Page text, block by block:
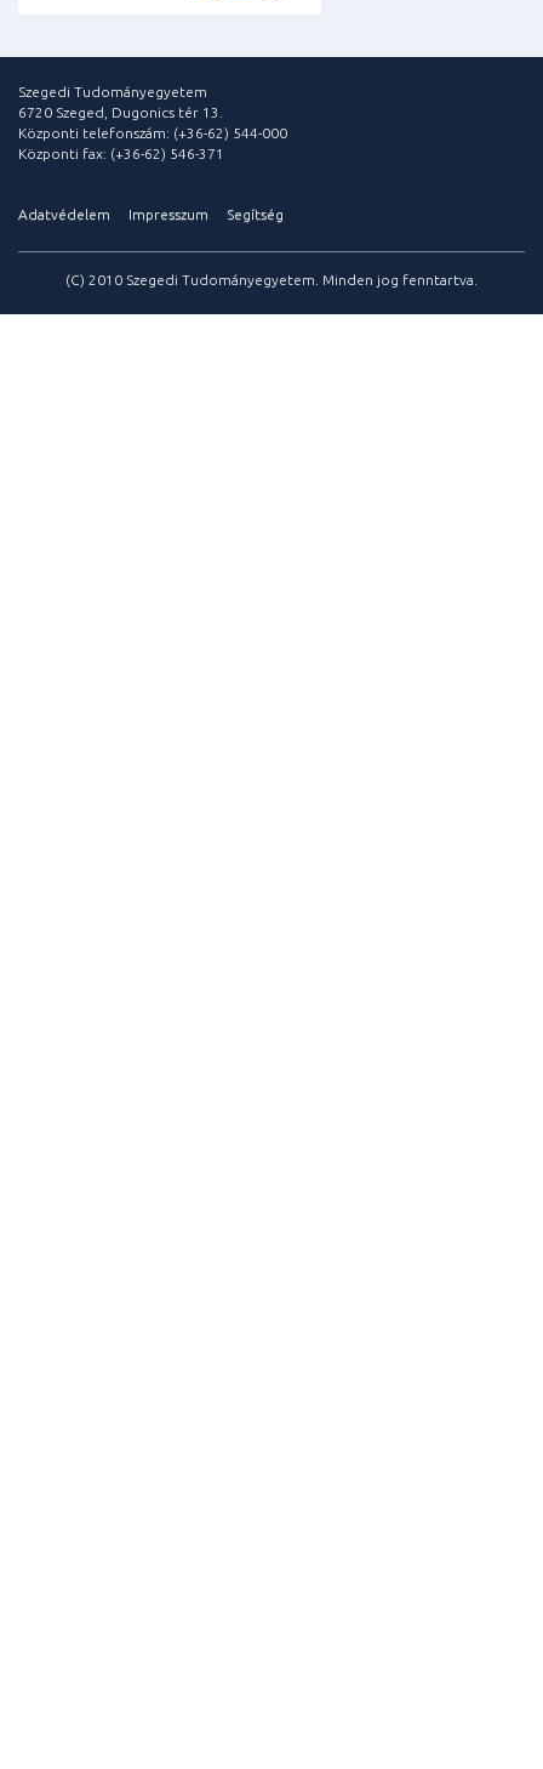
Szegedi Tudományegyetem
6720 Szeged, Dugonics tér 13.
Központi telefonszám: (+36-62) 544-000
Központi fax: (+36-62) 546-371
Adatvédelem Impresszum Segítség
(C) 2010 Szegedi Tudományegyetem. Minden jog fenntartva.